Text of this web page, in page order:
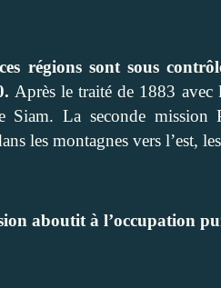
régions sont sous
Après le traité de 1883 avec
Siam. La seconde mission
les montagnes vers l’est,
aboutit à l’occupation